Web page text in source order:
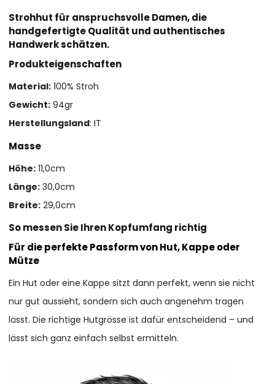
Strohhut für anspruchsvolle Damen, die
handgefertigte Qualität und authentisches
Handwerk schätzen.
Produkteigenschaften
Material: 100% Stroh
Gewicht: 94gr
Herstellungsland: IT
Masse
Höhe: 11,0cm
Länge: 30,0cm
Breite: 29,0cm
So messen Sie Ihren Kopfumfang richtig
Für die perfekte Passform von Hut, Kappe oder
Mütze
Ein Hut oder eine Kappe sitzt dann perfekt, wenn sie nicht
nur gut aussieht, sondern sich auch angenehm tragen
lässt. Die richtige Hutgrösse ist dafür entscheidend – und
lässt sich ganz einfach selbst ermitteln.